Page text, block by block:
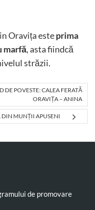
Oravița esteprima
marfă, asta fiindcă
străzii.
DE POVESTE: CALEA FERATĂ
ORAVIȚA – ANINA
MUNȚII APUSENI
de promovare